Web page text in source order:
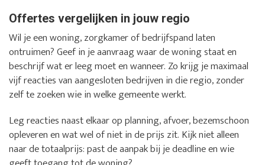
Offertes vergelijken in jouw regio
Wil je een woning, zorgkamer of bedrijfspand laten
ontruimen? Geef in je aanvraag waar de woning staat en
beschrijf wat er leeg moet en wanneer. Zo krijg je maximaal
vijf reacties van aangesloten bedrijven in die regio, zonder
zelf te zoeken wie in welke gemeente werkt.
Leg reacties naast elkaar op planning, afvoer, bezemschoon
opleveren en wat wel of niet in de prijs zit. Kijk niet alleen
naar de totaalprijs: past de aanpak bij je deadline en wie